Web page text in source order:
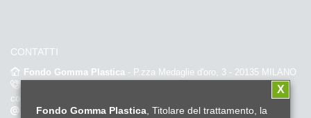
CONTATTI
Fondo Gomma Plastica - P.zza Medaglie d'oro, 3 - 20135 MILANO
(dal lunedì al venerdì dalle 9.00 alle 18.00 – orario
continuato) -
info@fondogommaplastica.it -
fondogommaplastica@pec-
Fondo Gomma Plastica , Titolare del trattamento, la
X